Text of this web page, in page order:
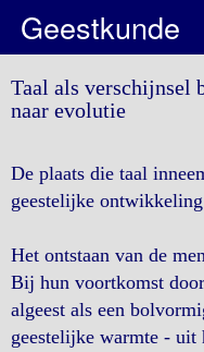
Geestkunde
Taal als verschijnsel
naar evolutie
De plaats die taal
geestelijke
Het ontstaan van de
Bij hun voortkomst door
algeest als een
geestelijke warmte - uit